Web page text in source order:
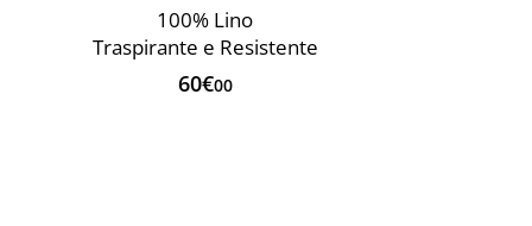
100% Lino
Traspirante e Resistente
60€00